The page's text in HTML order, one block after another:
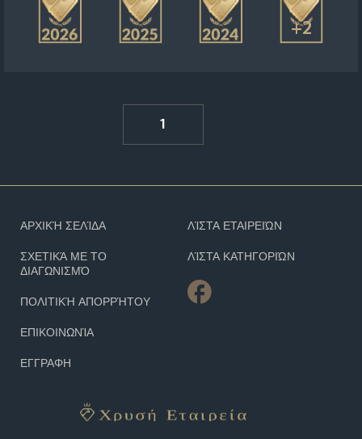
+2
1
ΑΡΧΙΚΉ ΣΕΛΊΔΑ
ΣΧΕΤΙΚΆ ΜΕ ΤΟ
ΔΙΑΓΩΝΙΣΜΌ
ΠΟΛΙΤΙΚΉ ΑΠΟΡΡΉΤΟΥ
ΕΠΙΚΟΙΝΩΝΊΑ
ΕΓΓΡΑΦΗ
ΛΊΣΤΑ ΕΤΑΙΡΕΙΏΝ
ΛΊΣΤΑ ΚΑΤΗΓΟΡΙΏΝ